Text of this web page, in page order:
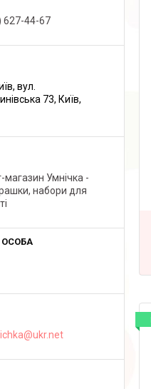
627-44-67
вул.
73, Київ,
магазин Умнічка -
набори для